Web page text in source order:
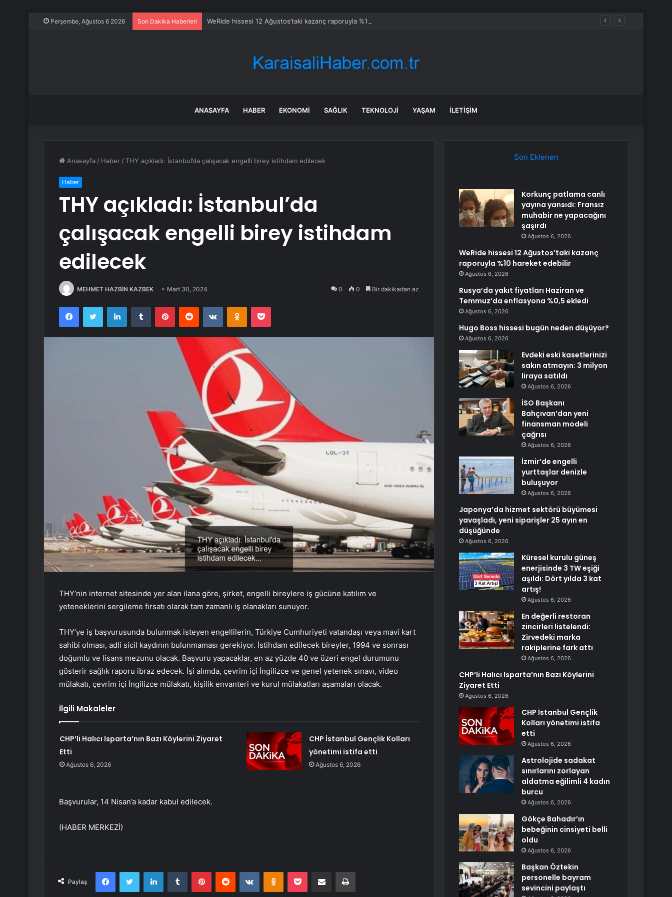
Perşembe, Ağustos 6 2026 Son Dakika Haberleri WeRide hissesi 12 Ağustos’taki kazanç raporuyla %10 hareket edebilir
ANASAYFA HABER EKONOMI SAĞLIK TEKNOLOJI YAŞAM İLETIŞIM
Anasayfa / Haber /THY açıkladı: İstanbul’da çalışacak engelli birey istihdam edilecek
Haber
THY açıkladı: İstanbul’da
çalışacak engelli birey istihdam
edilecek
MEHMET HAZBİN KAZBEK Mart 30, 2024 0 0 Bir dakikadan az
FacebookTwitter LinkedInTumblr PinterestReddit VKontakteOdnoklassniki
Pocket
THY’nin internet sitesinde yer alan ilana göre, şirket, engelli bireylere iş gücüne katılım ve
yeteneklerini sergileme fırsatı olarak tam zamanlı iş olanakları sunuyor.
THY’ye iş başvurusunda bulunmak isteyen engellilerin, Türkiye Cumhuriyeti vatandaşı veya mavi kart
sahibi olması, adli sicil kaydının bulunmaması gerekiyor. İstihdam edilecek bireyler, 1994 ve sonrası
doğumlu ve lisans mezunu olacak. Başvuru yapacaklar, en az yüzde 40 ve üzeri engel durumunu
gösterir sağlık raporu ibraz edecek. İşi alımda, çevrim içi İngilizce ve genel yetenek sınavı, video
mülakatı, çevrim içi İngilizce mülakatı, kişilik envanteri ve kurul mülakatları aşamaları olacak.
İlgili Makaleler
CHP’li Halıcı Isparta’nın Bazı Köylerini Ziyaret
Etti
Ağustos 6, 2026
CHP İstanbul Gençlik Kolları
yönetimi istifa etti
Ağustos 6, 2026
Başvurular, 14 Nisan’a kadar kabul edilecek.
(HABER MERKEZİ)
Paylaş
FacebookTwitter LinkedInTumblr PinterestReddit VKontakteOdnoklassniki
Pocket E-Posta ile paylaş Yazdır
Son Eklenen
Korkunç patlama canlı
yayına yansıdı: Fransız
muhabir ne yapacağını
şaşırdı
Ağustos 6, 2026
WeRide hissesi 12 Ağustos’taki kazanç
raporuyla %10 hareket edebilir
Ağustos 6, 2026
Rusya’da yakıt fiyatları Haziran ve
Temmuz’da enflasyona %0,5 ekledi
Ağustos 6, 2026
Hugo Boss hissesi bugün neden düşüyor?
Ağustos 6, 2026
Evdeki eski kasetlerinizi
sakın atmayın: 3 milyon
liraya satıldı
Ağustos 6, 2026
İSO Başkanı
Bahçıvan’dan yeni
finansman modeli
çağrısı
Ağustos 6, 2026
İzmir’de engelli
yurttaşlar denizle
buluşuyor
Ağustos 6, 2026
Japonya’da hizmet sektörü büyümesi
yavaşladı, yeni siparişler 25 ayın en
düşüğünde
Ağustos 6, 2026
Küresel kurulu güneş
enerjisinde 3 TW eşiği
aşıldı: Dört yılda 3 kat
artış!
Ağustos 6, 2026
En değerli restoran
zincirleri listelendi:
Zirvedeki marka
rakiplerine fark attı
Ağustos 6, 2026
CHP’li Halıcı Isparta’nın Bazı Köylerini
Ziyaret Etti
Ağustos 6, 2026
CHP İstanbul Gençlik
Kolları yönetimi istifa
etti
Ağustos 6, 2026
Astrolojide sadakat
sınırlarını zorlayan
aldatma eğilimli 4 kadın
burcu
Ağustos 6, 2026
Gökçe Bahadır’ın
bebeğinin cinsiyeti belli
oldu
Ağustos 6, 2026
Başkan Öztekin
personelle bayram
sevincini paylaştı